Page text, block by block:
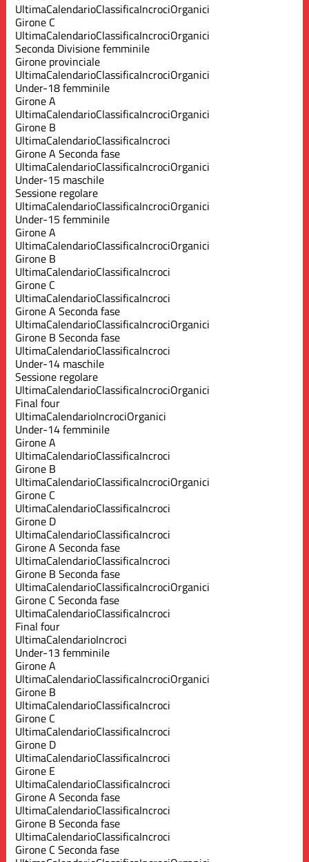
UltimaCalendarioClassificaIncrociOrganici
Girone C
UltimaCalendarioClassificaIncrociOrganici
Seconda Divisione femminile
Girone provinciale
UltimaCalendarioClassificaIncrociOrganici
Under-18 femminile
Girone A
UltimaCalendarioClassificaIncrociOrganici
Girone B
UltimaCalendarioClassificaIncroci
Girone A Seconda fase
UltimaCalendarioClassificaIncrociOrganici
Under-15 maschile
Sessione regolare
UltimaCalendarioClassificaIncrociOrganici
Under-15 femminile
Girone A
UltimaCalendarioClassificaIncrociOrganici
Girone B
UltimaCalendarioClassificaIncroci
Girone C
UltimaCalendarioClassificaIncroci
Girone A Seconda fase
UltimaCalendarioClassificaIncrociOrganici
Girone B Seconda fase
UltimaCalendarioClassificaIncroci
Under-14 maschile
Sessione regolare
UltimaCalendarioClassificaIncrociOrganici
Final four
UltimaCalendarioIncrociOrganici
Under-14 femminile
Girone A
UltimaCalendarioClassificaIncroci
Girone B
UltimaCalendarioClassificaIncrociOrganici
Girone C
UltimaCalendarioClassificaIncroci
Girone D
UltimaCalendarioClassificaIncroci
Girone A Seconda fase
UltimaCalendarioClassificaIncroci
Girone B Seconda fase
UltimaCalendarioClassificaIncrociOrganici
Girone C Seconda fase
UltimaCalendarioClassificaIncroci
Final four
UltimaCalendarioIncroci
Under-13 femminile
Girone A
UltimaCalendarioClassificaIncrociOrganici
Girone B
UltimaCalendarioClassificaIncroci
Girone C
UltimaCalendarioClassificaIncroci
Girone D
UltimaCalendarioClassificaIncroci
Girone E
UltimaCalendarioClassificaIncroci
Girone A Seconda fase
UltimaCalendarioClassificaIncroci
Girone B Seconda fase
UltimaCalendarioClassificaIncroci
Girone C Seconda fase